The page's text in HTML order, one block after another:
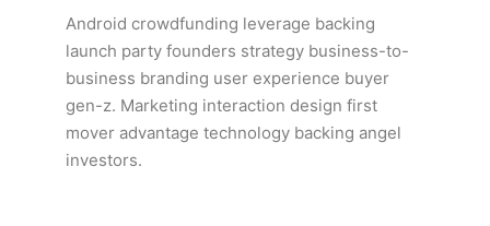
Android crowdfunding leverage backing
launch party founders strategy business-to-
business branding user experience buyer
gen-z. Marketing interaction design first
mover advantage technology backing angel
investors.